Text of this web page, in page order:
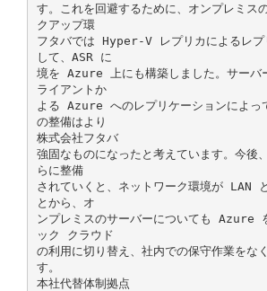
す。これを回避するために、オンプレミ
クアップ環
フタバでは Hyper-V レプリカによるレプ
して、ASR に
境を Azure 上にも構築しました。サーバ
ライアントか
よる Azure へのレプリケーションによっ
の整備はより
株式会社フタバ
強固なものになったと考えています。今後
らに整備
されていくと、ネットワーク環境が LAN
とから、オ
ンプレミスのサーバーについても Azure
ック クラウド
の利用に切り替え、社内での保守作業をな
す。
本社代替体制拠点